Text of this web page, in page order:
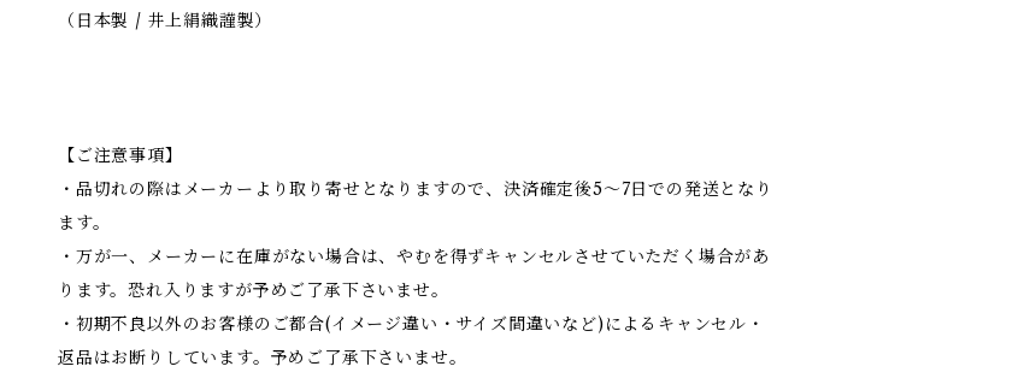
（日本製 / 井上絹織謹製）
【ご注意事項】
・品切れの際はメーカーより取り寄せとなりますので、決済確定後5～7日での発送となり
ます。
・万が一、メーカーに在庫がない場合は、やむを得ずキャンセルさせていただく場合があ
ります。恐れ入りますが予めご了承下さいませ。
・初期不良以外のお客様のご都合(イメージ違い・サイズ間違いなど)によるキャンセル・
返品はお断りしています。予めご了承下さいませ。